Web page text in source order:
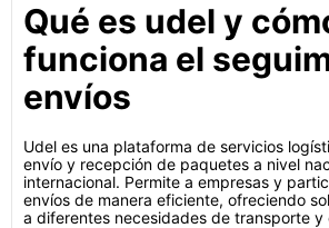
Qué es udel y
funciona el
envíos
Udel es una plataforma de servicios
envío y recepción de paquetes a nivel
internacional. Permite a empresas y
envíos de manera eficiente, ofreciendo
a diferentes necesidades de transporte y